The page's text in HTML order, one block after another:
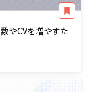
やCVを増やすた